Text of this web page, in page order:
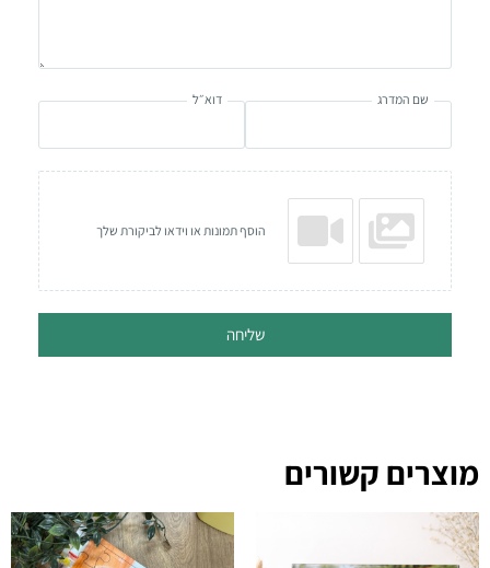
שם המדרג דוא״ל
הוסף תמונות או וידאו לביקורת שלך
שליחה
מוצרים קשורים